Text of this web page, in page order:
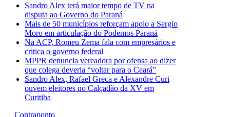
Sandro Alex terá maior tempo de TV na
disputa ao Governo do Paraná
Mais de 50 municípios reforçam apoio a Sergio
Moro em articulação do Podemos Paraná
Na ACP, Romeu Zema fala com empresários e
critica o governo federal
MPPR denuncia vereadora por ofensa ao dizer
que colega deveria “voltar para o Ceará”
Sandro Alex, Rafael Greca e Alexandre Curi
ouvem eleitores no Calçadão da XV em
Curitiba
Contraponto